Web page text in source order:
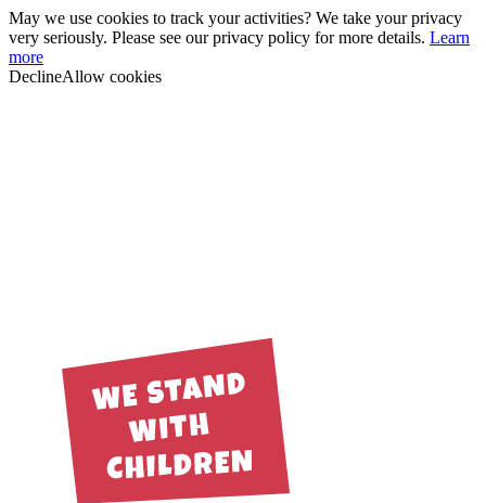
May we use cookies to track your activities? We take your privacy
very seriously. Please see our privacy policy for more details. Learn
more
DeclineAllow cookies